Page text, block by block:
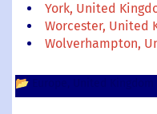
York, United
Worcester, United
Wolverhampton,
📂